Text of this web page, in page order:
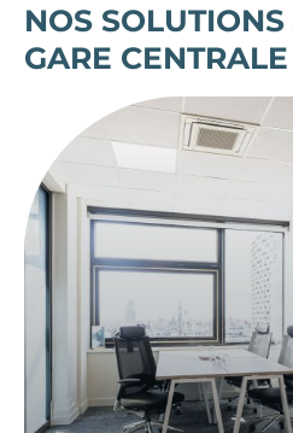
NOS
GARE CENTRALE